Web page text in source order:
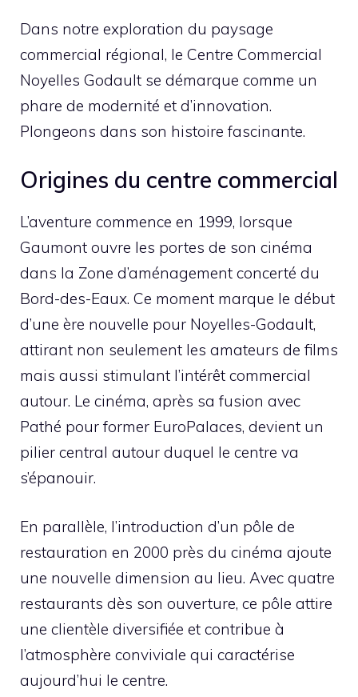
Dans notre exploration du paysage
commercial régional, le Centre Commercial
Noyelles Godault se démarque comme un
phare de modernité et d’innovation.
Plongeons dans son histoire fascinante.
Origines du centre commercial
L’aventure commence en 1999, lorsque
Gaumont ouvre les portes de son cinéma
dans la Zone d’aménagement concerté du
Bord-des-Eaux. Ce moment marque le début
d’une ère nouvelle pour Noyelles-Godault,
attirant non seulement les amateurs de films
mais aussi stimulant l’intérêt commercial
autour. Le cinéma, après sa fusion avec
Pathé pour former EuroPalaces, devient un
pilier central autour duquel le centre va
s’épanouir.
En parallèle, l’introduction d’un pôle de
restauration en 2000 près du cinéma ajoute
une nouvelle dimension au lieu. Avec quatre
restaurants dès son ouverture, ce pôle attire
une clientèle diversifiée et contribue à
l’atmosphère conviviale qui caractérise
aujourd’hui le centre.